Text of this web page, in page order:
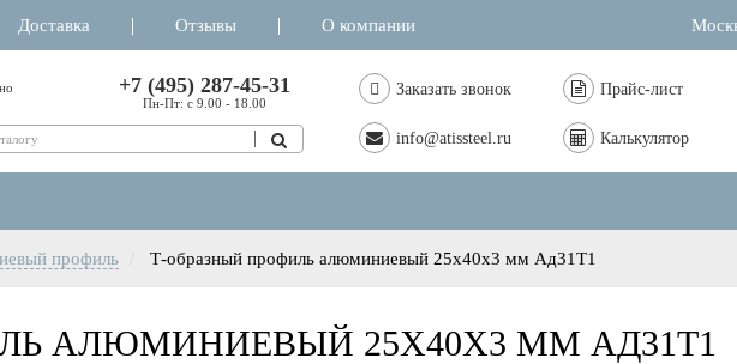
Доставка Отзывы О компании
+7 (495) 287-45-31
Пн-Пт: с 9.00 - 18.00
Заказать звонок Прайс-лист
info@atissteel.ru Калькулятор
профиль Т-образный профиль алюминиевый 25х40х3 мм Ад31Т1
АЛЮМИНИЕВЫЙ 25Х40Х3 ММ АД31Т1